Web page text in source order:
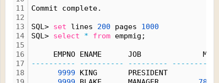
11
12
13
14
15
16
17
18
Commit complete.
SQL> set lines 200 pages 1000
SQL> select * from empmig;
EMPNO ENAME      JOB              MGR
----------
---------- ---------
----------
9999 KING